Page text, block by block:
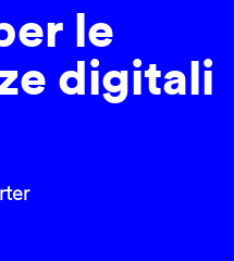
le
digitali